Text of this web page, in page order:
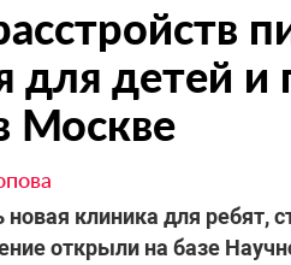
для детей и
Москве
новая клиника для ребят,
открыли на базе